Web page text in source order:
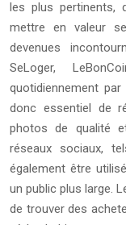
les plus pertinents,
mettre en valeur
devenues
SeLoger,
quotidiennement
donc essentiel de
photos de qualité
réseaux sociaux,
également être
un public plus large.
de trouver des